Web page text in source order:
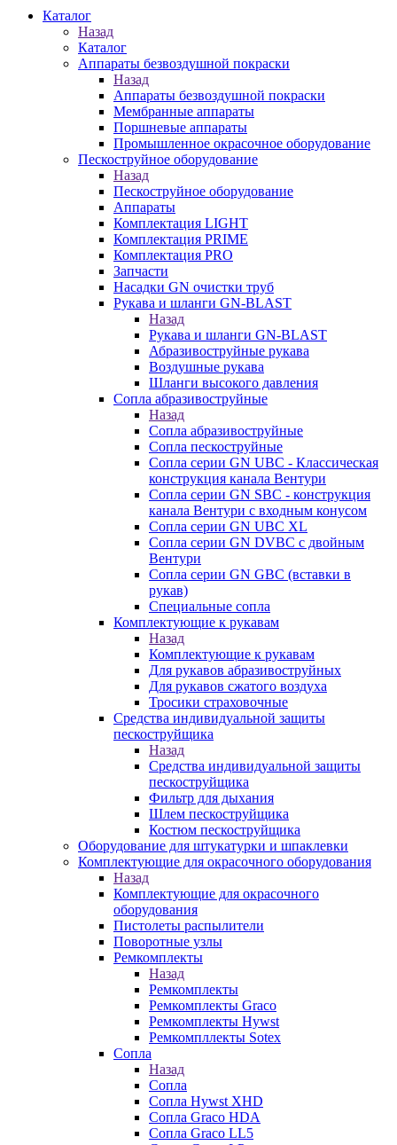
Каталог
Назад
Каталог
Аппараты безвоздушной покраски
Назад
Аппараты безвоздушной покраски
Мембранные аппараты
Поршневые аппараты
Промышленное окрасочное оборудование
Пескоструйное оборудование
Назад
Пескоструйное оборудование
Аппараты
Комплектация LIGHT
Комплектация PRIME
Комплектация PRO
Запчасти
Насадки GN очистки труб
Рукава и шланги GN-BLAST
Назад
Рукава и шланги GN-BLAST
Абразивоструйные рукава
Воздушные рукава
Шланги высокого давления
Сопла абразивоструйные
Назад
Сопла абразивоструйные
Сопла пескоструйные
Сопла серии GN UBC - Классическая
конструкция канала Вентури
Сопла серии GN SBC - конструкция
канала Вентури c входным конусом
Сопла серии GN UBC XL
Сопла серии GN DVBC с двойным
Вентури
Сопла серии GN GBC (вставки в
рукав)
Специальные сопла
Комплектующие к рукавам
Назад
Комплектующие к рукавам
Для рукавов абразивоструйных
Для рукавов сжатого воздуха
Тросики страховочные
Средства индивидуальной защиты
пескоструйщика
Назад
Средства индивидуальной защиты
пескоструйщика
Фильтр для дыхания
Шлем пескоструйщика
Костюм пескоструйщика
Оборудование для штукатурки и шпаклевки
Комплектующие для окрасочного оборудования
Назад
Комплектующие для окрасочного
оборудования
Пистолеты распылители
Поворотные узлы
Ремкомплекты
Назад
Ремкомплекты
Ремкомплекты Graco
Ремкомплекты Hywst
Ремкомпллекты Sotex
Сопла
Назад
Сопла
Сопла Hywst XHD
Сопла Graco HDA
Сопла Graco LL5